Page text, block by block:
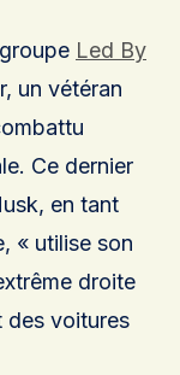
Led By
un vétéran
Ce dernier
en tant
« utilise son
droite
des voitures